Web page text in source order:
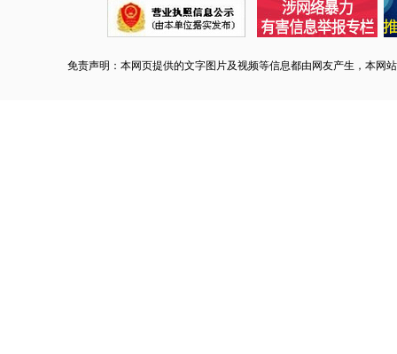
免责声明：本网页提供的文字图片及视频等信息都由网友产生，本网